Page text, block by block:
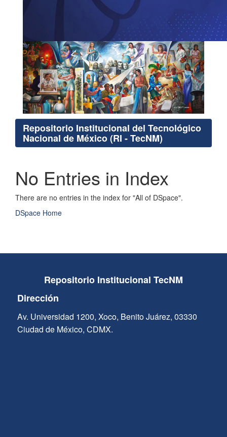
Repositorio Institucional del Tecnológico
Nacional de México (RI - TecNM)
No Entries in Index
There are no entries in the index for "All of DSpace".
DSpace Home
Repositorio Institucional TecNM
Dirección
Av. Universidad 1200, Xoco, Benito Juárez, 03330
Ciudad de México, CDMX.